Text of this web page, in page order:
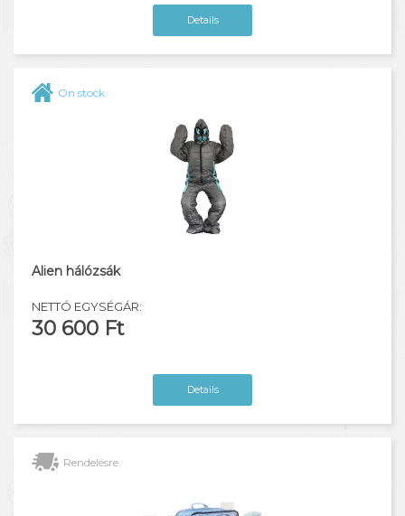
Details
On stock
Alien hálózsák
NETTÓ EGYSÉGÁR:
30 600 Ft
Details
Rendelésre